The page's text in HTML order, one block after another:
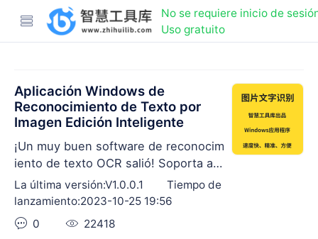
No se requiere inicio de
Uso gratuito
Aplicación Windows de
Reconocimiento de Texto por
Imagen Edición Inteligente
¡Un muy buen software de reconocim
iento de texto OCR salió! Soporta arc
hivos: pdf, jpg, jpeg, png, bmp. recon
ocimiento preciso: chino, inglés, núm
eros. Aplicación local de Windows, el
servidor no almacena ningún archivo,
La última versión:V1.0.0.1
Tiempo de
lanzamiento:2023-10-25 19:56
0
22418